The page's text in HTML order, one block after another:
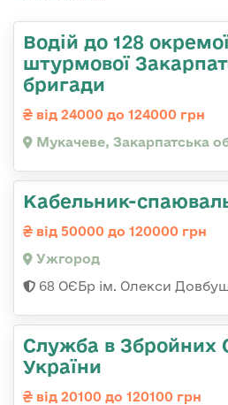
Водій до 128
штурмової
бригади
від 24000 до 124000 грн
Мукачеве, Закарпатська
Кабельник-
від 50000 до 120000 грн
Ужгород
68 ОЄБр ім. Олекси
Служба в Збройних
України
від 20100 до 120100 грн